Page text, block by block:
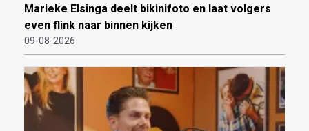
Marieke Elsinga deelt bikinifoto en laat volgers
even flink naar binnen kijken
09-08-2026